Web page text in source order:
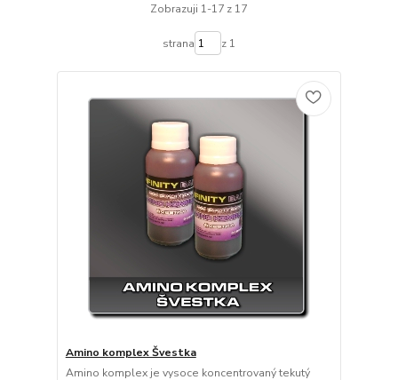
Zobrazuji 1-17 z 17
strana z 1
Amino komplex Švestka
Amino komplex je vysoce koncentrovaný tekutý